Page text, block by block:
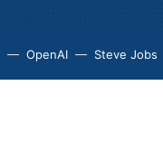
OpenAI Steve Jobs